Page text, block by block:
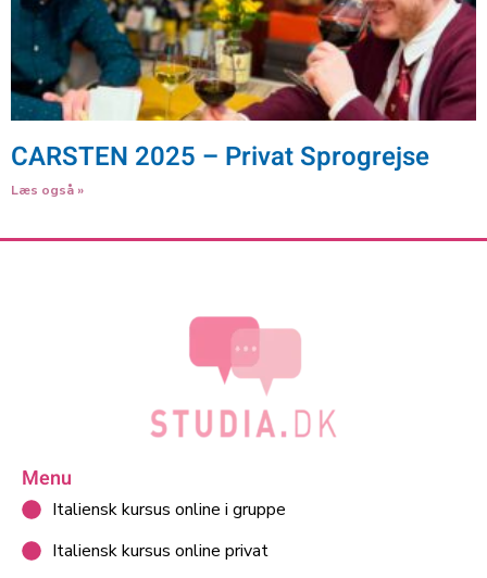
CARSTEN 2025 – Privat Sprogrejse
Læs også »
Menu
Italiensk kursus online i gruppe
Italiensk kursus online privat